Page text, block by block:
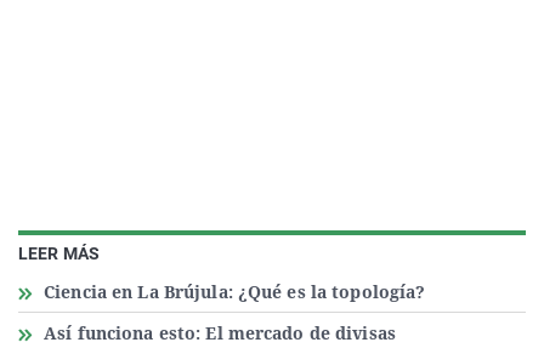
LEER MÁS
Ciencia en La Brújula: ¿Qué es la topología?
Así funciona esto: El mercado de divisas